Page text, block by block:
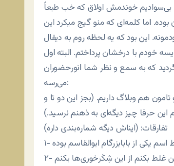
بی‌سوادیم خوندمش اولاق که خب طبعاً
اما کلمه‌ای که منو گیج میکرد این
این بود که یه لحظه روم به دیفال
خودم با درخشان پرداختم. البته اول
که به سمع و نظر شما انورحضوران
می‌رسه:
هم سن و سالیم یعنی متولد ۵۳ و هر دو تامون هم وبلاگ داریم. (بجز این دو تا و
حرفا چیز دیگه‌ای به ذهنم نرسید.)
تفارقات: (ایناش دیگه شماره‌بندی داره)